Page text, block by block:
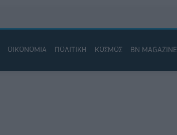
ΟΙΚΟΝΟΜΙΑ ΠΟΛΙΤΙΚΗ ΚΟΣΜΟΣ BN MAGAZINE